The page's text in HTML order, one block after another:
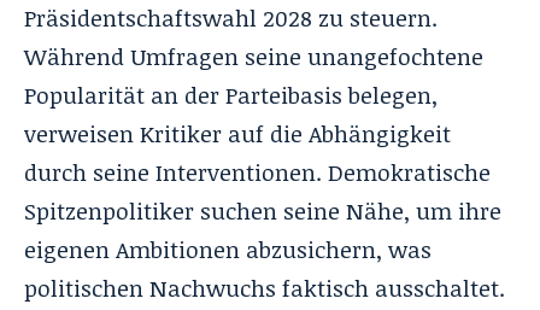
Präsidentschaftswahl 2028 zu steuern.
Während Umfragen seine unangefochtene
Popularität an der Parteibasis belegen,
verweisen Kritiker auf die Abhängigkeit
durch seine Interventionen. Demokratische
Spitzenpolitiker suchen seine Nähe, um ihre
eigenen Ambitionen abzusichern, was
politischen Nachwuchs faktisch ausschaltet.